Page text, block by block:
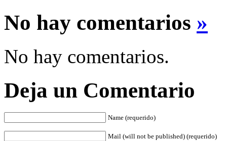
No hay comentarios »
No hay comentarios.
Deja un Comentario
Name (requerido)
Mail (will not be published) (requerido)